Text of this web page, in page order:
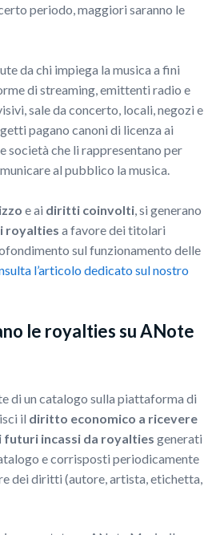
periodo, maggiori saranno le
da chi impiega la musica a fini
di streaming, emittenti radio e
sale da concerto, locali, negozi e
pagano canoni di licenza ai
che li rappresentano per
al pubblico la musica.
e ai diritti coinvolti , si generano
royalties a favore dei titolari
sul funzionamento delle
l’articolo dedicato sul nostro
le royalties su ANote
di un catalogo sulla piattaforma di
il diritto economico a ricevere
futuri incassi da royalties generati
e corrisposti periodicamente
dei diritti (autore, artista, etichetta,